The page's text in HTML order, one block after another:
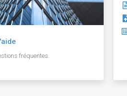
fréquentes.